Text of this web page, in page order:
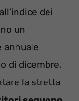
dei
un
annuale
di dicembre.
la stretta